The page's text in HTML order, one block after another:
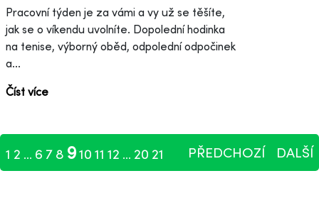
Pracovní týden je za vámi a vy už se těšíte,
jak se o víkendu uvolníte. Dopolední hodinka
na tenise, výborný oběd, odpolední odpočinek
a...
Číst více
1 2 ... 6 7 8 910 11 12 ... 20 21 PŘEDCHOZÍ DALŠÍ